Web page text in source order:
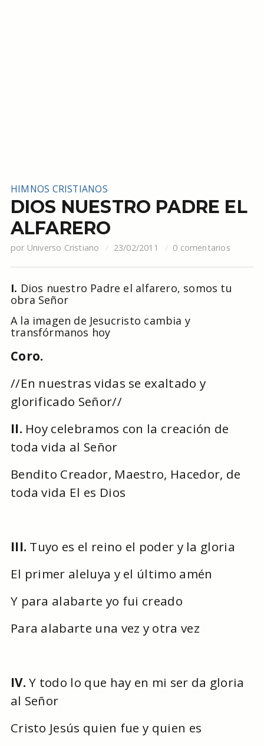
HIMNOS CRISTIANOS
DIOS NUESTRO PADRE EL
ALFARERO
por Universo Cristiano 23/02/2011 0 comentarios
I. Dios nuestro Padre el alfarero, somos tu
obra Señor
A la imagen de Jesucristo cambia y
transfórmanos hoy
Coro.
//En nuestras vidas se exaltado y
glorificado Señor//
II. Hoy celebramos con la creación de
toda vida al Señor
Bendito Creador, Maestro, Hacedor, de
toda vida El es Dios
III. Tuyo es el reino el poder y la gloria
El primer aleluya y el último amén
Y para alabarte yo fui creado
Para alabarte una vez y otra vez
IV.Y todo lo que hay en mi ser da gloria
al Señor
Cristo Jesús quien fue y quien es